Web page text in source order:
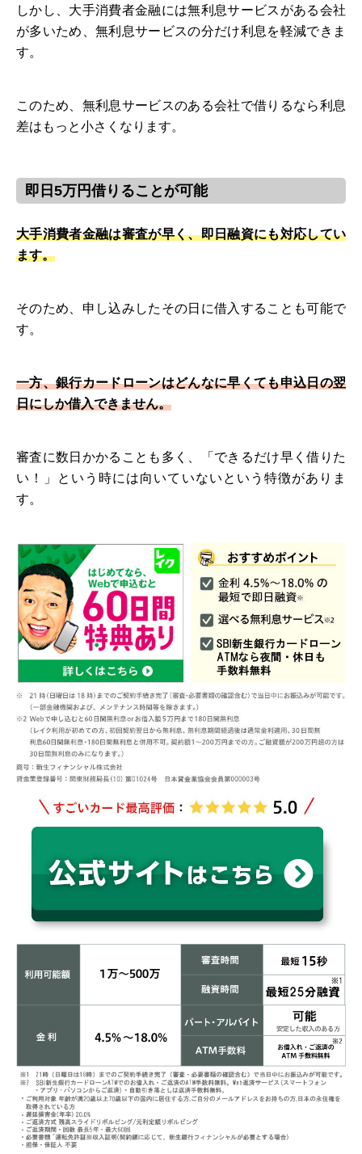
しかし、大手消費者金融には無利息サービスがある会社
が多いため、無利息サービスの分だけ利息を軽減できま
す。
このため、無利息サービスのある会社で借りるなら利息
差はもっと小さくなります。
即日5万円借りることが可能
大手消費者金融は審査が早く、即日融資にも対応してい
ます。
そのため、申し込みしたその日に借入することも可能で
す。
一方、銀行カードローンはどんなに早くても申込日の翌
日にしか借入できません。
審査に数日かかることも多く、「できるだけ早く借りた
い！」という時には向いていないという特徴がありま
す。